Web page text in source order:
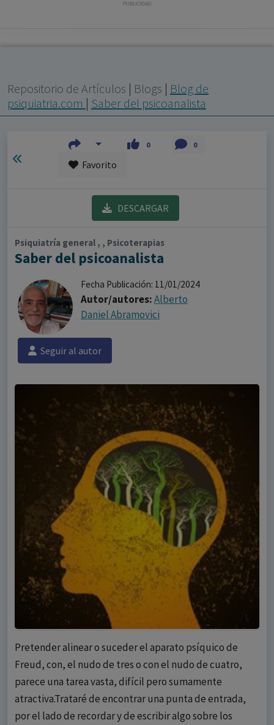
PUBLICIDAD
Repositorio de Artículos | Blogs | Blog de
psiquiatria.com | Saber del psicoanalista
0 0
Favorito
DESCARGAR
Psiquiatría general , , Psicoterapias
Saber del psicoanalista
Fecha Publicación: 11/01/2024
Autor/autores:Alberto
Daniel Abramovici
Seguir al autor
Pretender alinear o suceder el aparato psíquico de
Freud, con, el nudo de tres o con el nudo de cuatro,
parece una tarea vasta, difícil pero sumamente
atractiva.Trataré de encontrar una punta de entrada,
por el lado de recordar y de escribir algo sobre los